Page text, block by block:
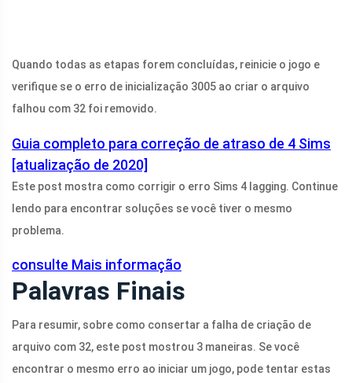
Quando todas as etapas forem concluídas, reinicie o jogo e
verifique se o erro de inicialização 3005 ao criar o arquivo
falhou com 32 foi removido.
Guia completo para correção de atraso de 4 Sims
[atualização de 2020]
Este post mostra como corrigir o erro Sims 4 lagging. Continue
lendo para encontrar soluções se você tiver o mesmo
problema.
consulte Mais informação
Palavras Finais
Para resumir, sobre como consertar a falha de criação de
arquivo com 32, este post mostrou 3 maneiras. Se você
encontrar o mesmo erro ao iniciar um jogo, pode tentar estas